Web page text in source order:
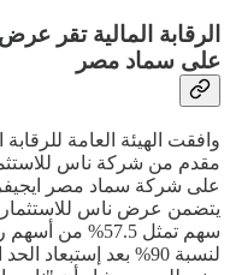
الرقابة المالية تقر
على سماد مصر
وافقت الهيئة العامة
مقدم من شركة ناس
على شركة سماد مصر
سهم تمثل